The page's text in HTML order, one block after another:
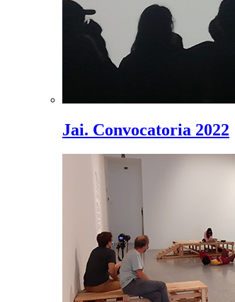
Jai. Convocatoria 2022